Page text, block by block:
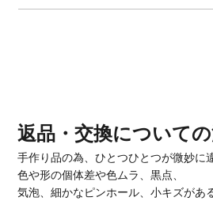
返品・交換について
手作り品の為、ひとつひとつが微妙に
色や形の個体差や色ムラ、黒点、
気泡、細かなピンホール、小キズがあ